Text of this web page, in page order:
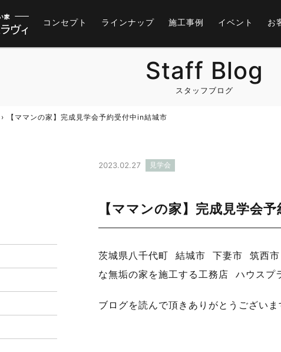
コンセプト ラインナップ 施工事例 イベント お
Staff Blog
スタッフブログ
【ママンの家】完成見学会予約受付中in結城市
2023.02.27 見学会
【ママンの家】完成見学会
茨城県八千代町 結城市 下妻市 筑西市
な無垢の家を施工する工務店
ハウスプ
ブログを読んで頂きありがとうございま